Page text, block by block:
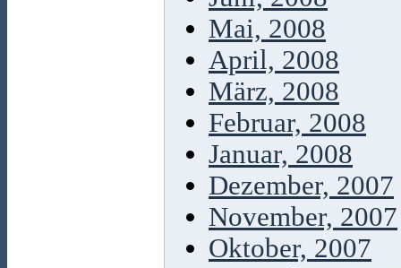
Mai, 2008
April, 2008
März, 2008
Februar, 2008
Januar, 2008
Dezember, 2007
November, 2007
Oktober, 2007